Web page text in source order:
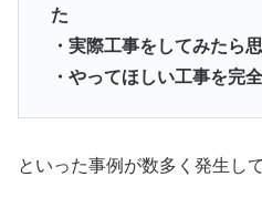
た
・実際工事をしてみたら
・やってほしい工事を完
といった事例が数多く発生し